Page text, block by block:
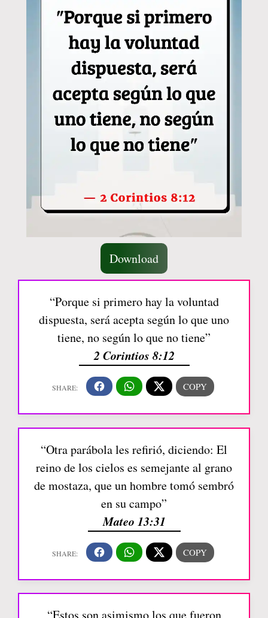
Download
“Porque si primero hay la voluntad
dispuesta, será acepta según lo que uno
tiene, no según lo que no tiene”
2 Corintios 8:12
“Otra parábola les refirió, diciendo: El
reino de los cielos es semejante al grano
de mostaza, que un hombre tomó sembró
en su campo”
Mateo 13:31